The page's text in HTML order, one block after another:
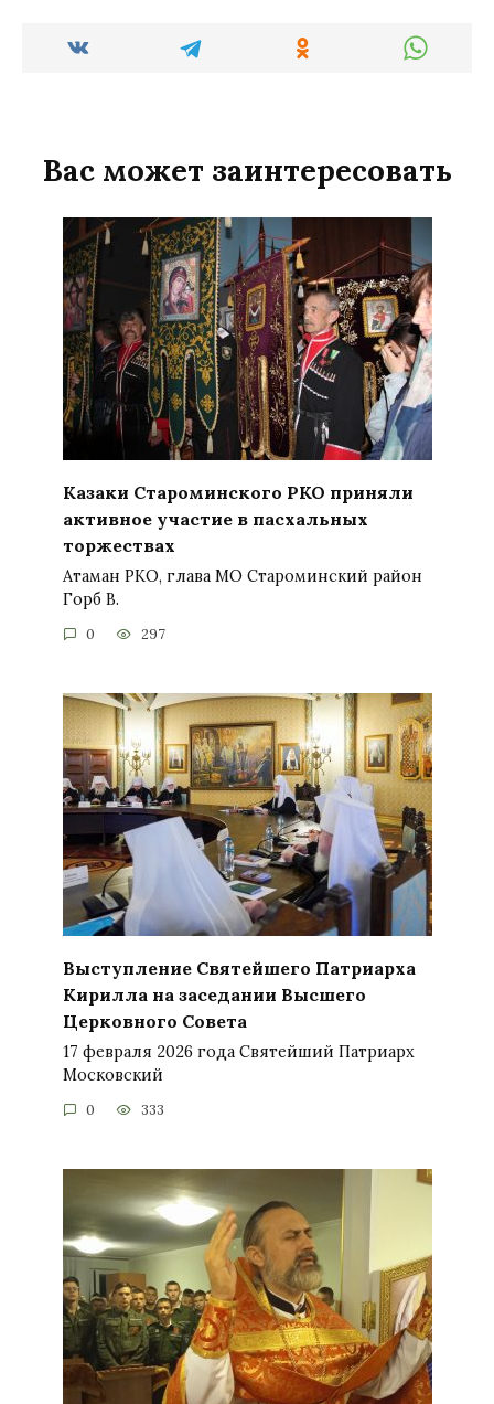
Вас может заинтересовать
Казаки Староминского РКО приняли
активное участие в пасхальных
торжествах
Атаман РКО, глава МО Староминский район
Горб В.
0 297
Выступление Святейшего Патриарха
Кирилла на заседании Высшего
Церковного Совета
17 февраля 2026 года Святейший Патриарх
Московский
0 333